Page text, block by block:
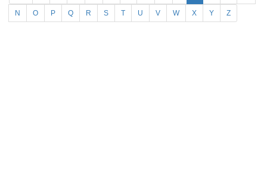
N O P Q R S T U V W X Y Z